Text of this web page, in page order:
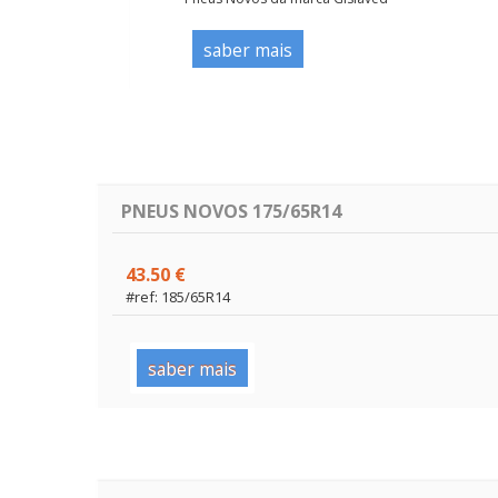
saber mais
PNEUS NOVOS 175/65R14
43.50 €
#ref: 185/65R14
saber mais